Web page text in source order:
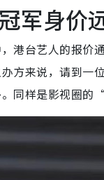
军身价
港台艺人的报价
方来说，请到
同样是影视圈的